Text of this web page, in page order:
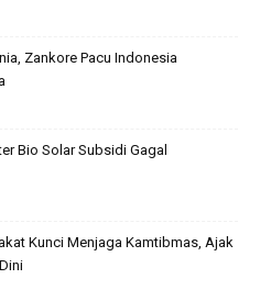
Zankore Pacu Indonesia
Bio Solar Subsidi Gagal
Kunci Menjaga Kamtibmas, Ajak